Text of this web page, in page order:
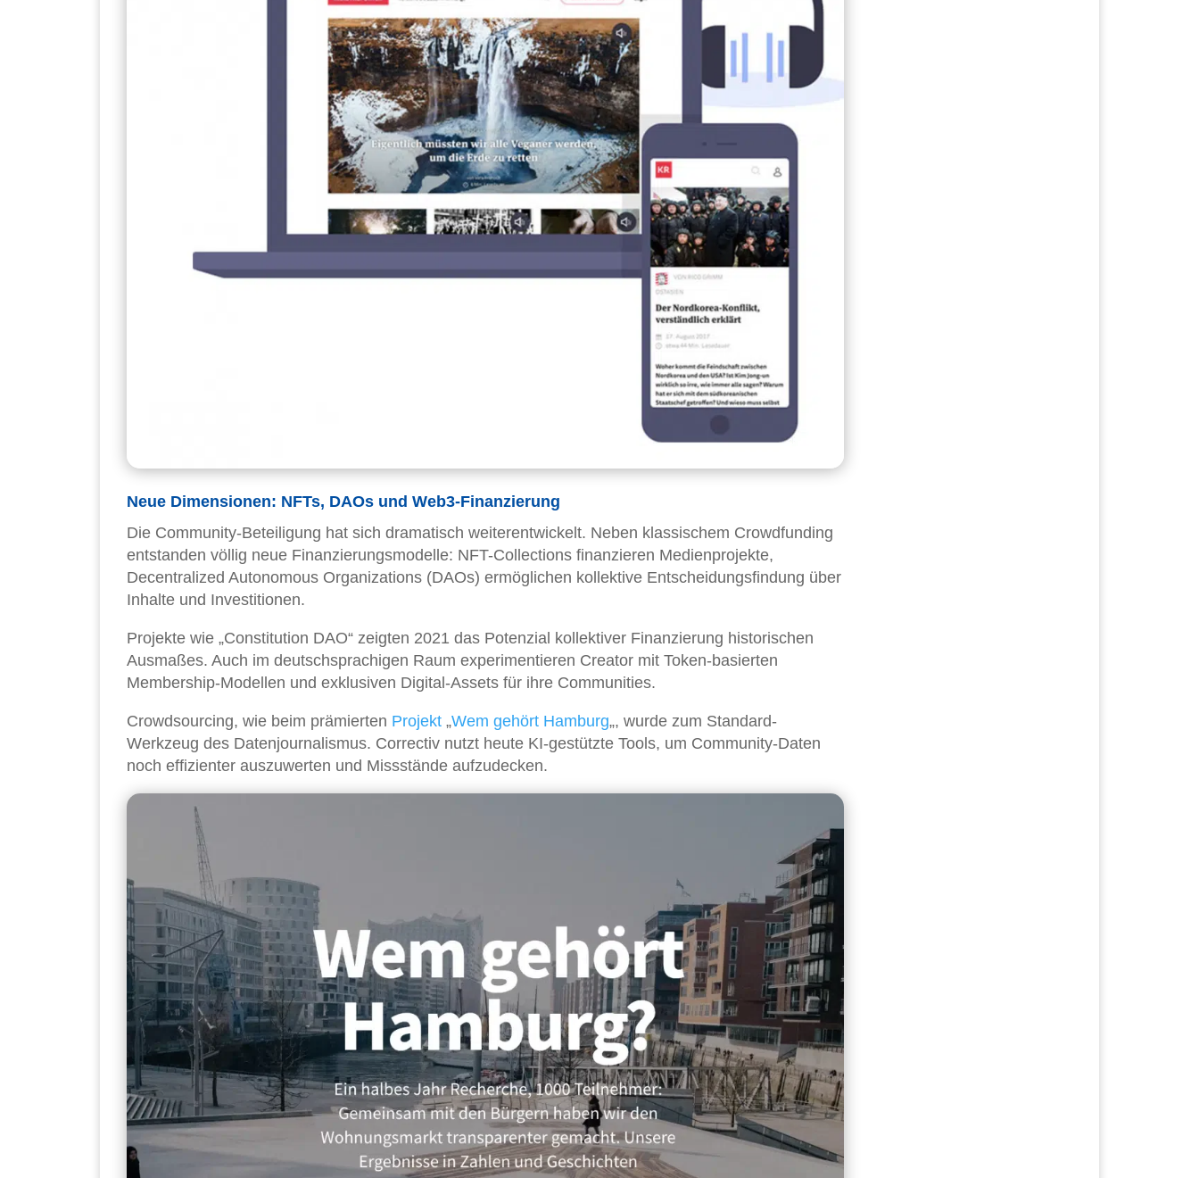
Neue Dimensionen: NFTs, DAOs und Web3-Finanzierung
Die Community-Beteiligung hat sich dramatisch weiterentwickelt. Neben klassischem Crowdfunding
entstanden völlig neue Finanzierungsmodelle: NFT-Collections finanzieren Medienprojekte,
Decentralized Autonomous Organizations (DAOs) ermöglichen kollektive Entscheidungsfindung über
Inhalte und Investitionen.
Projekte wie „Constitution DAO“ zeigten 2021 das Potenzial kollektiver Finanzierung historischen
Ausmaßes. Auch im deutschsprachigen Raum experimentieren Creator mit Token-basierten
Membership-Modellen und exklusiven Digital-Assets für ihre Communities.
Crowdsourcing, wie beim prämierten Projekt „Wem gehört Hamburg„, wurde zum Standard-
Werkzeug des Datenjournalismus. Correctiv nutzt heute KI-gestützte Tools, um Community-Daten
noch effizienter auszuwerten und Missstände aufzudecken.